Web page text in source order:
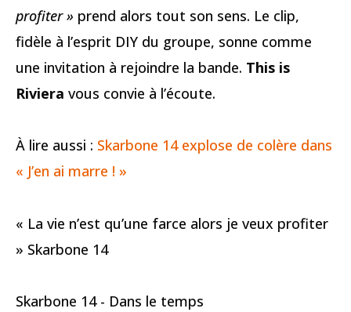
profiter » prend alors tout son sens. Le clip,
fidèle à l’esprit DIY du groupe, sonne comme
une invitation à rejoindre la bande. This is
Riviera vous convie à l’écoute.
À lire aussi : Skarbone 14 explose de colère dans
« J’en ai marre ! »
« La vie n’est qu’une farce alors je veux profiter
» Skarbone 14
Skarbone 14 - Dans le temps